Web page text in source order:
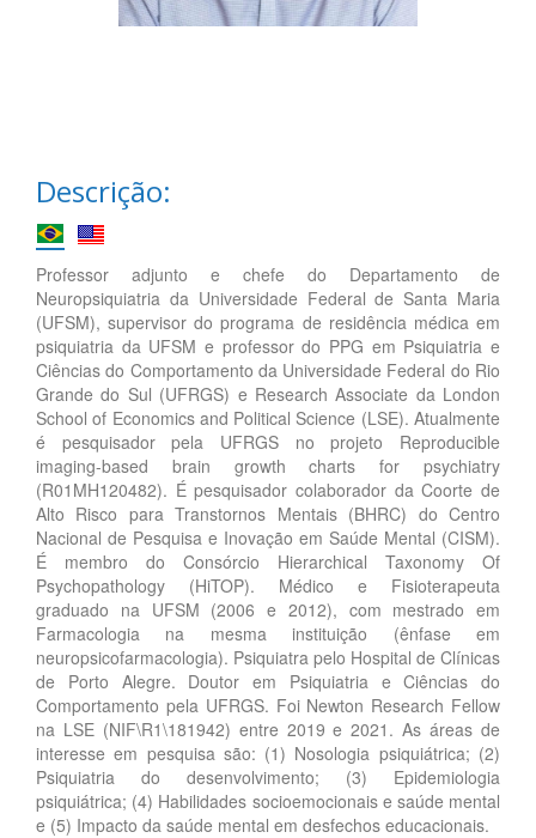
Descrição:
Professor adjunto e chefe do Departamento de
Neuropsiquiatria da Universidade Federal de Santa Maria
(UFSM), supervisor do programa de residência médica em
psiquiatria da UFSM e professor do PPG em Psiquiatria e
Ciências do Comportamento da Universidade Federal do Rio
Grande do Sul (UFRGS) e Research Associate da London
School of Economics and Political Science (LSE). Atualmente
é pesquisador pela UFRGS no projeto Reproducible
imaging-based brain growth charts for psychiatry
(R01MH120482). É pesquisador colaborador da Coorte de
Alto Risco para Transtornos Mentais (BHRC) do Centro
Nacional de Pesquisa e Inovação em Saúde Mental (CISM).
É membro do Consórcio Hierarchical Taxonomy Of
Psychopathology (HiTOP). Médico e Fisioterapeuta
graduado na UFSM (2006 e 2012), com mestrado em
Farmacologia na mesma instituição (ênfase em
neuropsicofarmacologia). Psiquiatra pelo Hospital de Clínicas
de Porto Alegre. Doutor em Psiquiatria e Ciências do
Comportamento pela UFRGS. Foi Newton Research Fellow
na LSE (NIF\R1\181942) entre 2019 e 2021. As áreas de
interesse em pesquisa são: (1) Nosologia psiquiátrica; (2)
Psiquiatria do desenvolvimento; (3) Epidemiologia
psiquiátrica; (4) Habilidades socioemocionais e saúde mental
e (5) Impacto da saúde mental em desfechos educacionais.